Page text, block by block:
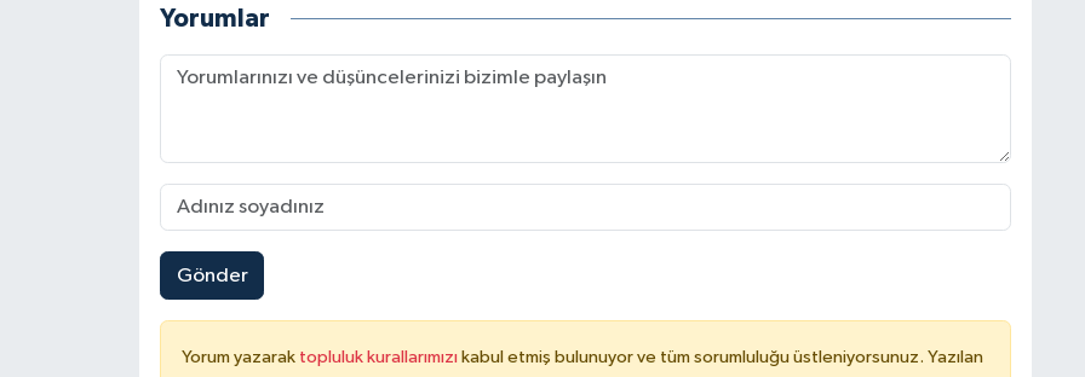
Yorumlar
Gönder
Yorum yazarak topluluk kurallarımızı kabul etmiş bulunuyor ve tüm sorumluluğu üstleniyorsunuz. Yazılan